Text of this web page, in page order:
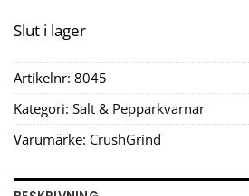
Slut i lager
Artikelnr: 8045
Kategori: Salt & Pepparkvarnar
Varumärke: CrushGrind